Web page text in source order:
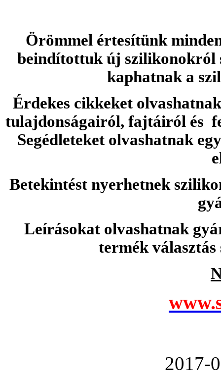
Örömmel értesítünk
beindítottuk új szilikonokról
kaphatnak a
Érdekes cikkeket
tulajdonságairól, fajtáiról és
Segédleteket olvashatnak
Betekintést nyerhetnek
Leírásokat olvashatnak
termék
2017-